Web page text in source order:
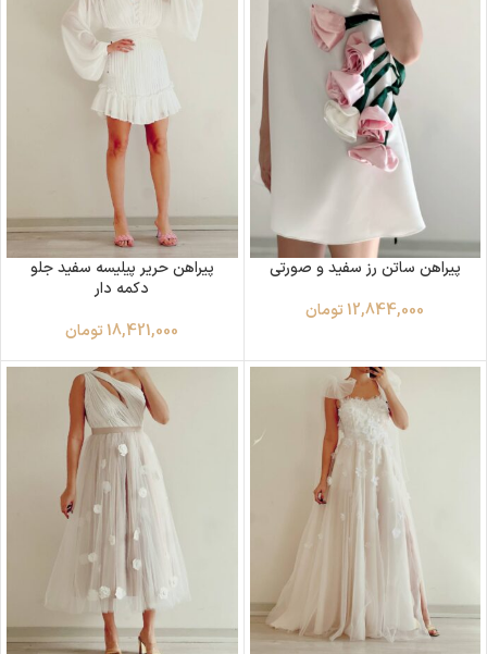
پیراهن ساتن رز سفید و صورتی
12,844,000 تومان
پیراهن حریر پیلیسه سفید جلو
دکمه دار
18,421,000 تومان